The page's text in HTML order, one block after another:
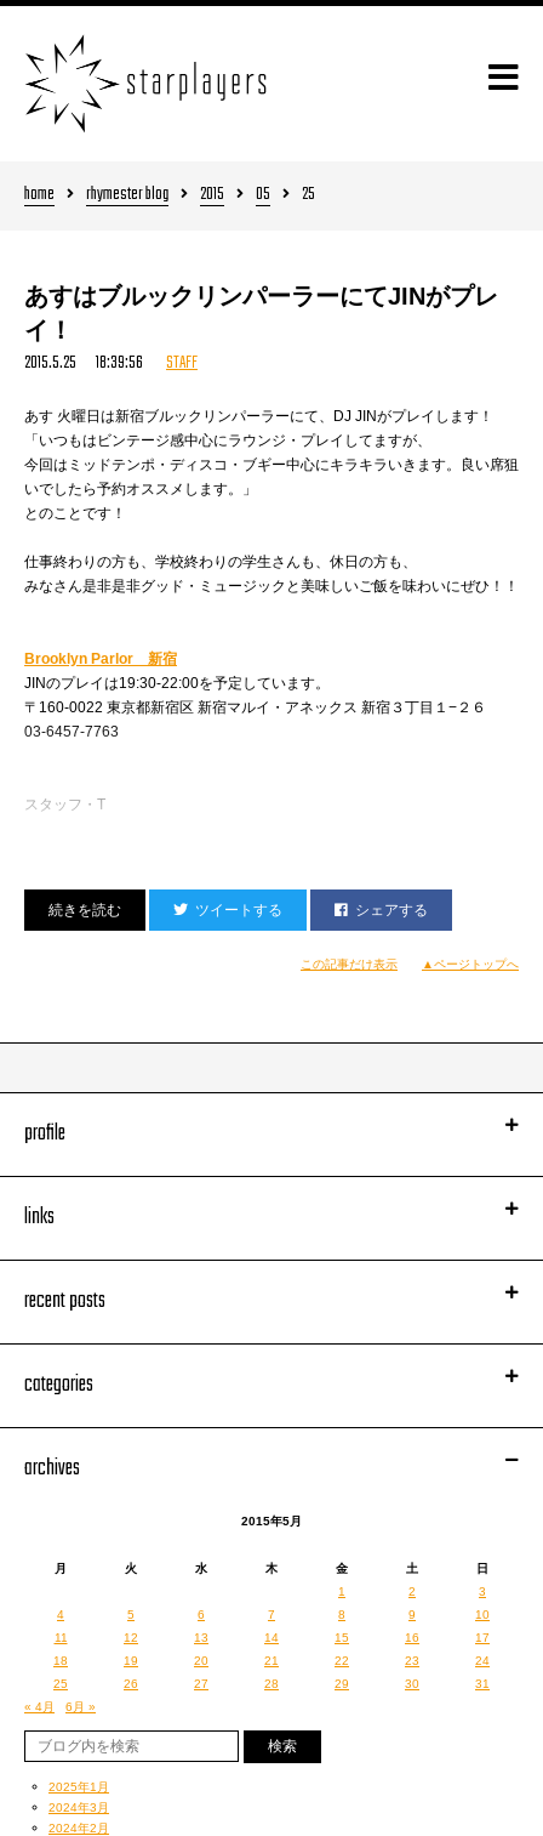
home rhymester blog 2015 05 25
あすはブルックリンパーラーにてJINがプレ
イ！
2015.5.25 18:39:56 STAFF
あす 火曜日は新宿ブルックリンパーラーにて、DJ JINがプレイします！
「いつもはビンテージ感中心にラウンジ・プレイしてますが、
今回はミッドテンポ・ディスコ・ブギー中心にキラキラいきます。良い席狙
いでしたら予約オススメします。」
とのことです！
仕事終わりの方も、学校終わりの学生さんも、休日の方も、
みなさん是非是非グッド・ミュージックと美味しいご飯を味わいにぜひ！！
Brooklyn Parlor 新宿
JINのプレイは19:30-22:00を予定しています。
〒160-0022 東京都新宿区 新宿マルイ・アネックス 新宿３丁目１−２６
03-6457-7763
スタッフ・T
ツイートする シェアする
この記事だけ表示 ▲ページトップへ
profile
links
recent posts
categories
archives
2015年5月
月 火 水 木 金 土
日
1
2
3
4
5 6 7 8 9
10
11
12 13 14 15 16
17
18
19 20 21 22 23
24
25
26 27 28 29 30
31
« 4月
6月 »
2025年1月
2024年3月
2024年2月